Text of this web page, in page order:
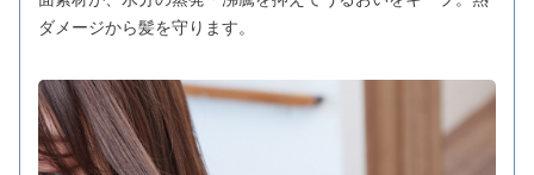
ダメージから髪を守ります。